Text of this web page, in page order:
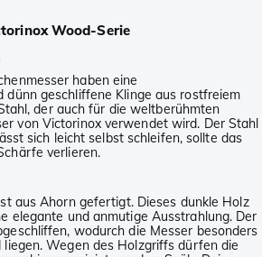
Wood-Serie
haben eine
dünn geschliffene Klinge aus rostfreiem
der auch für die weltberühmten
von Victorinox verwendet wird. Der Stahl
sich leicht selbst schleifen, sollte das
verlieren.
aus Ahorn gefertigt. Dieses dunkle Holz
elegante und anmutige Ausstrahlung. Der
wodurch die Messer besonders
Wegen des Holzgriffs dürfen die